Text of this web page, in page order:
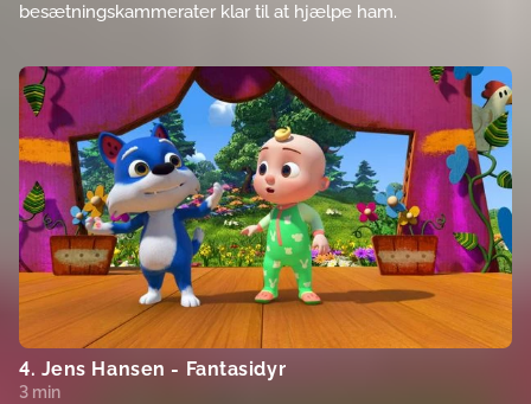
besætningskammerater klar til at hjælpe ham.
4. Jens Hansen - Fantasidyr
3 min